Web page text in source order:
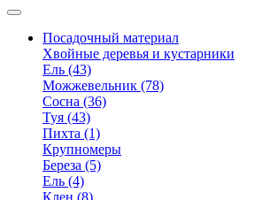
Посадочный материал
Хвойные деревья и кустарники
Ель (43)
Можжевельник (78)
Сосна (36)
Туя (43)
Пихта (1)
Крупномеры
Береза (5)
Ель (4)
Клен (8)